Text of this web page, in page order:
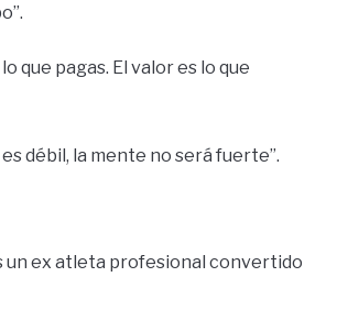
que pagas. El valor es lo que
débil, la mente no será fuerte”.
un ex atleta profesional convertido